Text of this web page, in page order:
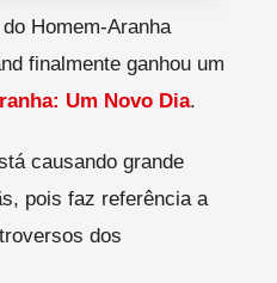
Homem-Aranha
finalmente ganhou um
Um Novo Dia.
causando grande
pois faz referência a
dos